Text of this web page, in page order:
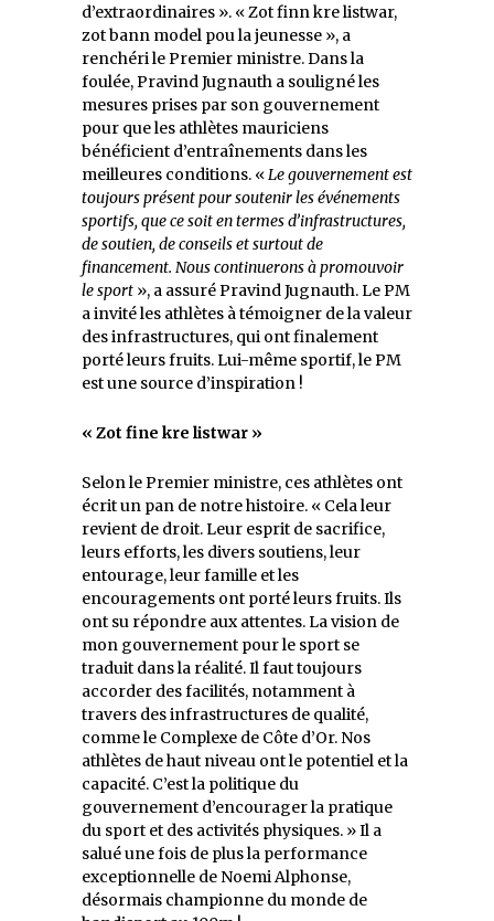
d’extraordinaires ». « Zot finn kre listwar,
zot bann model pou la jeunesse », a
renchéri le Premier ministre. Dans la
foulée, Pravind Jugnauth a souligné les
mesures prises par son gouvernement
pour que les athlètes mauriciens
bénéficient d’entraînements dans les
meilleures conditions. «Le gouvernement est
toujours présent pour soutenir les événements
sportifs, que ce soit en termes d’infrastructures,
de soutien, de conseils et surtout de
financement. Nous continuerons à promouvoir
le sport », a assuré Pravind Jugnauth. Le PM
a invité les athlètes à témoigner de la valeur
des infrastructures, qui ont finalement
porté leurs fruits. Lui-même sportif, le PM
est une source d’inspiration !
« Zot fine kre listwar »
Selon le Premier ministre, ces athlètes ont
écrit un pan de notre histoire. « Cela leur
revient de droit. Leur esprit de sacrifice,
leurs efforts, les divers soutiens, leur
entourage, leur famille et les
encouragements ont porté leurs fruits. Ils
ont su répondre aux attentes. La vision de
mon gouvernement pour le sport se
traduit dans la réalité. Il faut toujours
accorder des facilités, notamment à
travers des infrastructures de qualité,
comme le Complexe de Côte d’Or. Nos
athlètes de haut niveau ont le potentiel et la
capacité. C’est la politique du
gouvernement d’encourager la pratique
du sport et des activités physiques. » Il a
salué une fois de plus la performance
exceptionnelle de Noemi Alphonse,
désormais championne du monde de